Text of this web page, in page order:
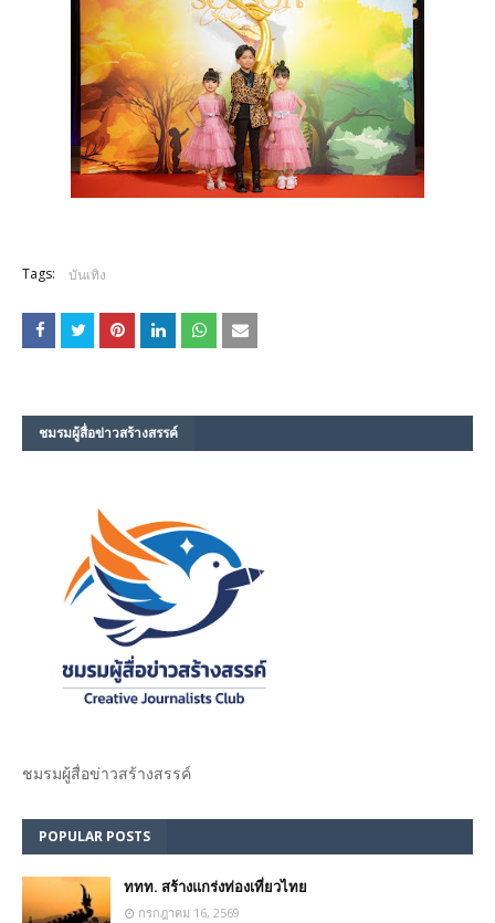
Tags: บันเทิง
ชมรม​ผู้สื่อข่าวสร้างสรรค์​
ชมรม​ผู้สื่อข่าวสร้างสรรค์​
POPULAR POSTS
ททท. สร้างแกร่งท่องเที่ยวไทย
กรกฎาคม 16, 2569